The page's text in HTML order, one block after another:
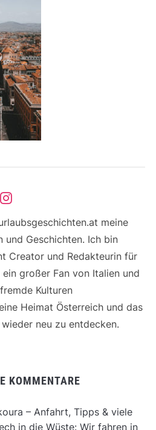
meine
und Geschichten. Ich bin
Creator und Redakteurin für
ein großer Fan von Italien und
Kulturen
Heimat Österreich und das
neu zu entdecken.
KOMMENTARE
– Anfahrt, Tipps & viele
in die Wüste: Wir fahren in